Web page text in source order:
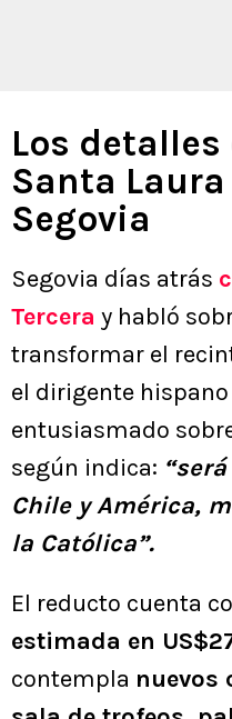
Los
Santa Laura
Segovia
Segovia días atrás
Tercera y habló
transformar el
el dirigente
entusiasmado
según indica:
Chile y América,
la Católica”.
El reducto cuenta
estimada en
contempla nuevos